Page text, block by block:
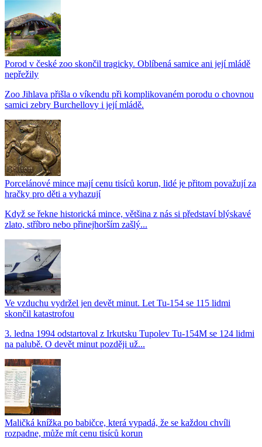
Porod v české zoo skončil tragicky. Oblíbená samice ani její mládě
nepřežily
Zoo Jihlava přišla o víkendu při komplikovaném porodu o chovnou
samici zebry Burchellovy i její mládě.
Porcelánové mince mají cenu tisíců korun, lidé je přitom považují za
hračky pro děti a vyhazují
Když se řekne historická mince, většina z nás si představí blýskavé
zlato, stříbro nebo přinejhorším zašlý...
Ve vzduchu vydržel jen devět minut. Let Tu-154 se 115 lidmi
skončil katastrofou
3. ledna 1994 odstartoval z Irkutsku Tupolev Tu-154M se 124 lidmi
na palubě. O devět minut později už...
Maličká knížka po babičce, která vypadá, že se každou chvíli
rozpadne, může mít cenu tisíců korun